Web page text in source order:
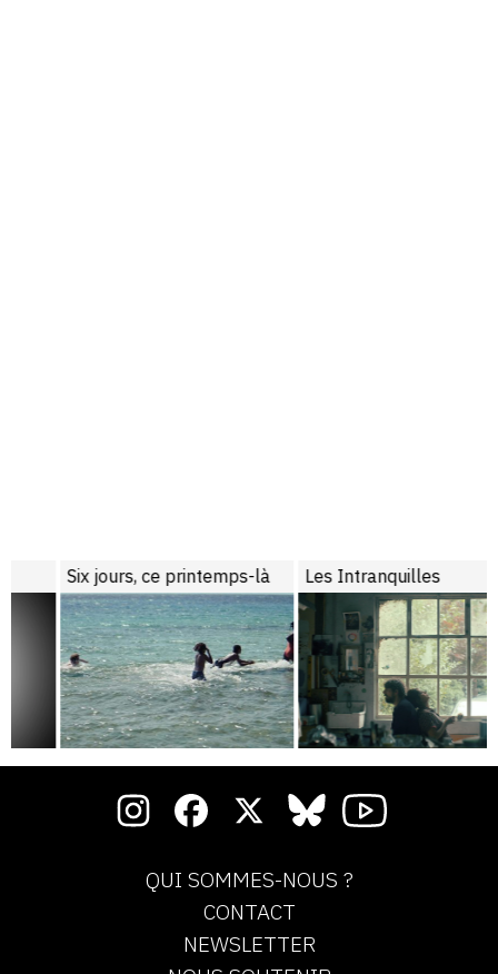
Six jours, ce printemps-là Les Intranquilles
QUI SOMMES-NOUS ?
CONTACT
NEWSLETTER